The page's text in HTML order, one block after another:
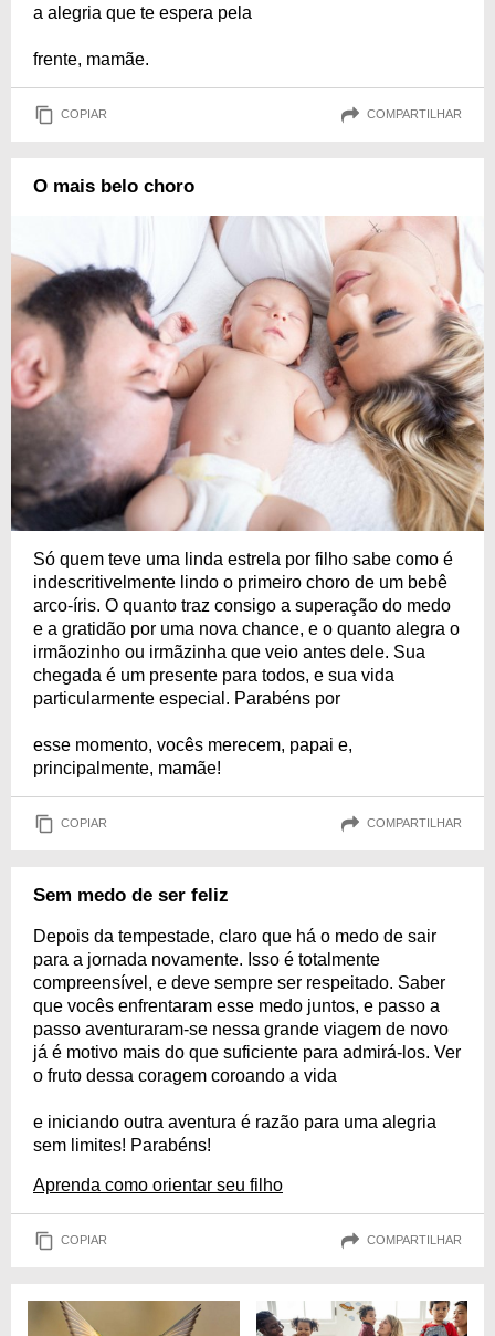
a alegria que te espera pela
frente, mamãe.
COPIAR COMPARTILHAR
O mais belo choro
Só quem teve uma linda estrela por filho sabe como é
indescritivelmente lindo o primeiro choro de um bebê
arco-íris. O quanto traz consigo a superação do medo
e a gratidão por uma nova chance, e o quanto alegra o
irmãozinho ou irmãzinha que veio antes dele. Sua
chegada é um presente para todos, e sua vida
particularmente especial. Parabéns por
esse momento, vocês merecem, papai e,
principalmente, mamãe!
COPIAR COMPARTILHAR
Sem medo de ser feliz
Depois da tempestade, claro que há o medo de sair
para a jornada novamente. Isso é totalmente
compreensível, e deve sempre ser respeitado. Saber
que vocês enfrentaram esse medo juntos, e passo a
passo aventuraram-se nessa grande viagem de novo
já é motivo mais do que suficiente para admirá-los. Ver
o fruto dessa coragem coroando a vida
e iniciando outra aventura é razão para uma alegria
sem limites! Parabéns!
Aprenda como orientar seu filho
COPIAR COMPARTILHAR